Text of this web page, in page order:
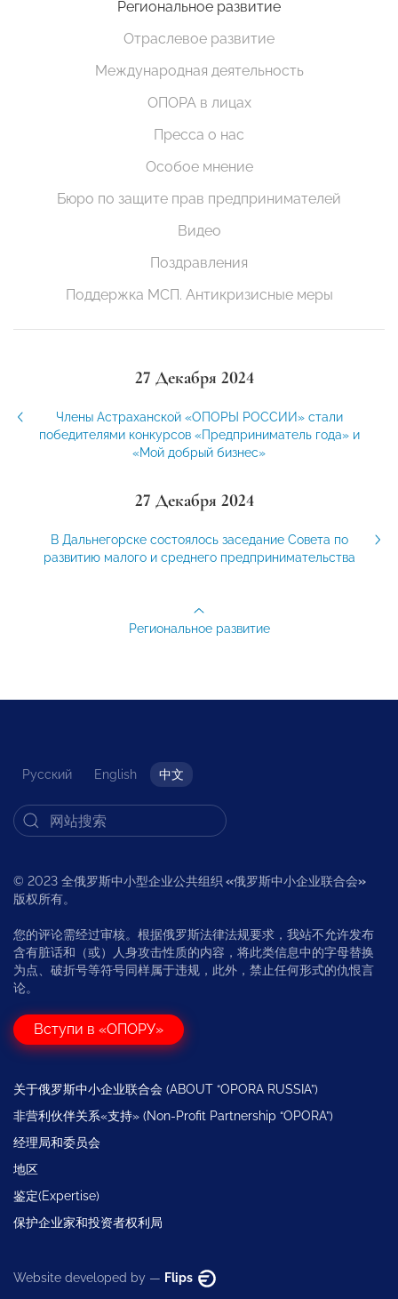
Региональное развитие
Отраслевое развитие
Международная деятельность
ОПОРА в лицах
Пресса о нас
Особое мнение
Бюро по защите прав предпринимателей
Видео
Поздравления
Поддержка МСП. Антикризисные меры
27 Декабря 2024
Члены Астраханской «ОПОРЫ РОССИИ» стали
победителями конкурсов «Предприниматель года» и
«Мой добрый бизнес»
27 Декабря 2024
В Дальнегорске состоялось заседание Совета по
развитию малого и среднего предпринимательства
Региональное развитие
Русский English 中文
© 2023 全俄罗斯中小型企业公共组织 «俄罗斯中小企业联合会»
版权所有。
您的评论需经过审核。根据俄罗斯法律法规要求，我站不允许发布
含有脏话和（或）人身攻击性质的内容，将此类信息中的字母替换
为点、破折号等符号同样属于违规，此外，禁止任何形式的仇恨言
论。
Вступи в «ОПОРУ»
关于俄罗斯中小企业联合会 (ABOUT “OPORA RUSSIA”)
非营利伙伴关系«支持» (Non-Profit Partnership “OPORA”)
经理局和委员会
地区
鉴定(Expertise)
保护企业家和投资者权利局
Website developed by — Flips